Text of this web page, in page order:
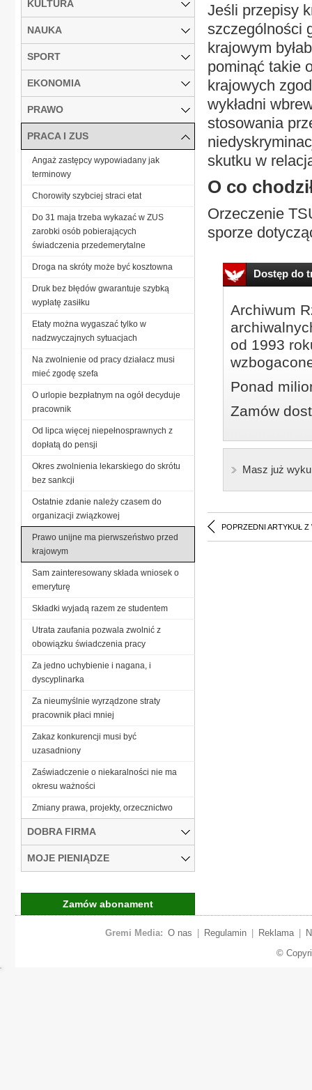
Jeśli przepisy
szczególności
krajowym
pominąć takie
krajowych
wykładni
stosowania
skutku w
O co
Orzeczenie
sporze
Dostęp do
Archiwum
od 1993
Ponad
Zamów
Masz już
POPRZEDNI ARTYKUŁ Z
KULTURA
NAUKA
SPORT
EKONOMIA
PRAWO
PRACA I ZUS
Angaż zastępcy wypowiadany jak
terminowy
Chorowity szybciej straci etat
Do 31 maja trzeba wykazać w ZUS
zarobki osób pobierających
świadczenia przedemerytalne
Droga na skróty może być kosztowna
Druk bez błędów gwarantuje szybką
wypłatę zasiłku
Etaty można wygaszać tylko w
nadzwyczajnych sytuacjach
Na zwolnienie od pracy działacz musi
mieć zgodę szefa
O urlopie bezpłatnym na ogół decyduje
pracownik
Od lipca więcej niepełnosprawnych z
dopłatą do pensji
Okres zwolnienia lekarskiego do skrótu
bez sankcji
Ostatnie zdanie należy czasem do
organizacji związkowej
Prawo unijne ma pierwszeństwo przed
krajowym
Sam zainteresowany składa wniosek o
emeryturę
Składki wyjadą razem ze studentem
Utrata zaufania pozwala zwolnić z
obowiązku świadczenia pracy
Za jedno uchybienie i nagana, i
dyscyplinarka
Za nieumyślnie wyrządzone straty
pracownik płaci mniej
Zakaz konkurencji musi być
uzasadniony
Zaświadczenie o niekaralności nie ma
okresu ważności
Zmiany prawa, projekty, orzecznictwo
DOBRA FIRMA
MOJE PIENIĄDZE
Zamów abonament
Gremi Media: O nas Regulamin Reklama
©